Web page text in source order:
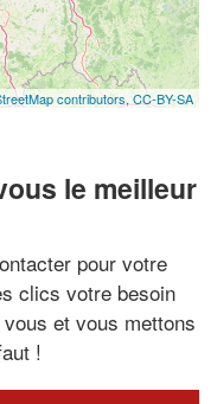
contributors, CC-BY-SA
le meilleur
pour votre
clics votre besoin
et vous mettons
!